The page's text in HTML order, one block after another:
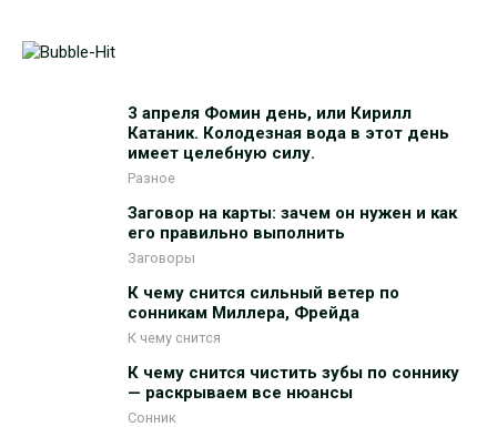
3 апреля Фомин день, или Кирилл
Катаник. Колодезная вода в этот день
имеет целебную силу.
Разное
Заговор на карты: зачем он нужен и как
его правильно выполнить
Заговоры
К чему снится сильный ветер по
сонникам Миллера, Фрейда
К чему снится
К чему снится чистить зубы по соннику
— раскрываем все нюансы
Сонник